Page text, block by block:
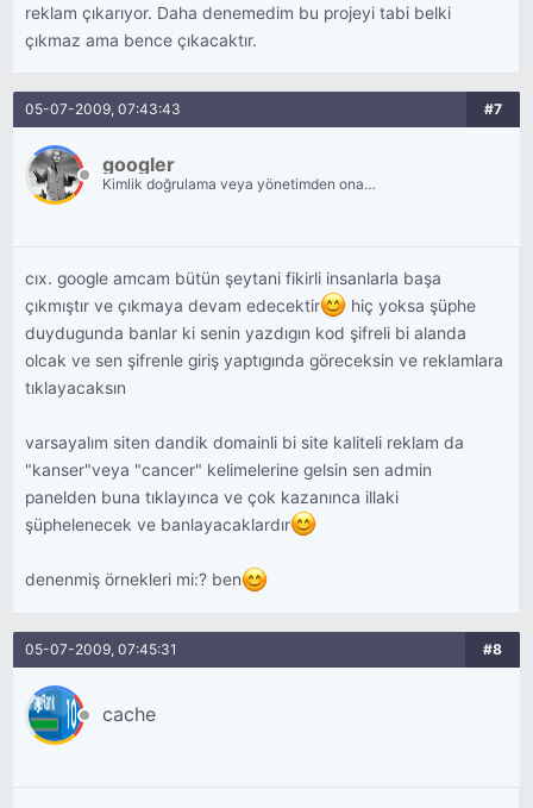
reklam çıkarıyor. Daha denemedim bu projeyi tabi belki
çıkmaz ama bence çıkacaktır.
05-07-2009, 07:43:43 #7
googler
Kimlik doğrulama veya yönetimden onay
cıx. google amcam bütün şeytani fikirli insanlarla başa
çıkmıştır ve çıkmaya devam edecektir
hiç yoksa şüphe
duydugunda banlar ki senin yazdıgın kod şifreli bi alanda
olcak ve sen şifrenle giriş yaptıgında göreceksin ve reklamlara
tıklayacaksın
varsayalım siten dandik domainli bi site kaliteli reklam da
"kanser"veya "cancer" kelimelerine gelsin sen admin
panelden buna tıklayınca ve çok kazanınca illaki
şüphelenecek ve banlayacaklardır
denenmiş örnekleri mi:? ben
05-07-2009, 07:45:31 #8
cache